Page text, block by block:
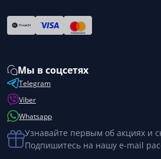
Мы в соцсетях
Telegram
Viber
Whatsapp
Узнавайте первым об акциях и
Подпишитесь на нашу e-mail